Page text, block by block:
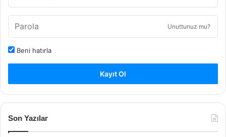
Unuttunuz mu?
Beni hatırla
Kayıt Ol
Son Yazılar